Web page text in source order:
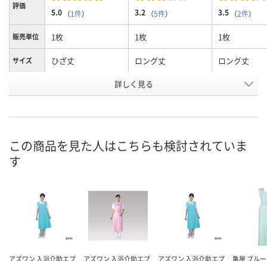
評価
5.0 （1件） 3.2 （5件） 3.5 （2件）
販売単位 1枚 1枚 1枚
サイズ ひざ丈 ロング丈 ロング丈
グリーン
号
お届け日
カゴへ
数量
カゴへ
詳しく見る
この商品を見た人はこちらも検討されていま
す
アズワン 入浴介助エプ
アズワン 入浴介助エプ
アズワン 入浴介助エプ
亀屋 ブル